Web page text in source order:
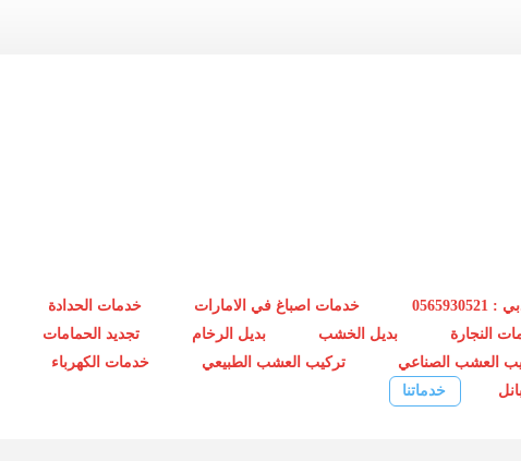
خدمات اصباغ في الامارات خدمات الحدادة
النجارة بديل الخشب بديل الرخام تجديد الحمامات
العشب الصناعي تركيب العشب الطبيعي خدمات الكهرباء
خدماتنا